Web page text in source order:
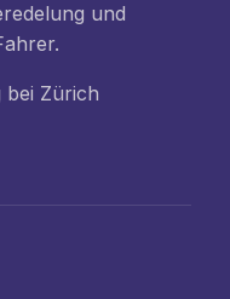
und
bei Zürich